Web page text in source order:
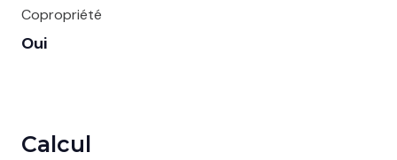
Copropriété
Oui
Calcul